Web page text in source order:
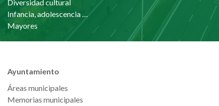
Diversidad cultural
Infancia, adolescencia y familia
Mayores
Ayuntamiento
Áreas municipales
Memorias municipales